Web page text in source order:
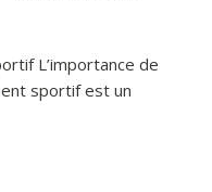
L’importance de
sportif est un